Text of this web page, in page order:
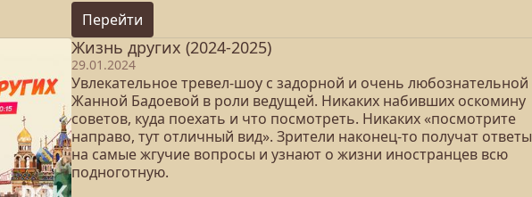
Перейти
Жизнь других (2024-2025)
29.01.2024
Увлекательное тревел-шоу с задорной и очень любознательной
Жанной Бадоевой в роли ведущей. Никаких набивших оскомину
советов, куда поехать и что посмотреть. Никаких «посмотрите
направо, тут отличный вид». Зрители наконец-то получат ответы
на самые жгучие вопросы и узнают о жизни иностранцев всю
подноготную.